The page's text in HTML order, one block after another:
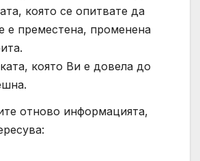
която се опитвате да
е преместена, променена
която Ви е довела до
отново информацията,